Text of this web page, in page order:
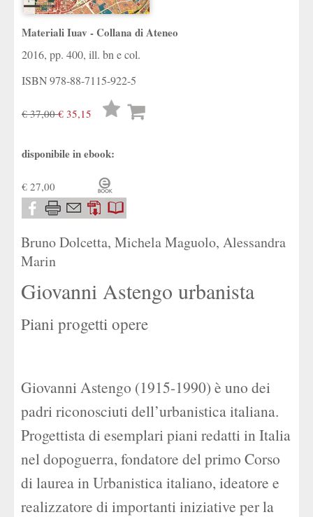
Materiali Iuav - Collana di Ateneo
2016, pp. 400, ill. bn e col.
ISBN978-88-7115-922-5
€ 37,00€ 35,15
Lista
disponibile in ebook:
€ 27,00
Bruno Dolcetta, Michela Maguolo, Alessandra
Marin
Giovanni Astengo urbanista
Piani progetti opere
Giovanni Astengo (1915-1990) è uno dei
padri riconosciuti dell’urbanistica italiana.
Progettista di esemplari piani redatti in Italia
nel dopoguerra, fondatore del primo Corso
di laurea in Urbanistica italiano, ideatore e
realizzatore di importanti iniziative per la